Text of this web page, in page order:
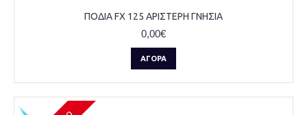
ΠΟΔΙΑ FX 125 ΑΡΙΣΤΕΡΗ ΓΝΗΣΙΑ
0,00€
ΑΓΟΡΆ